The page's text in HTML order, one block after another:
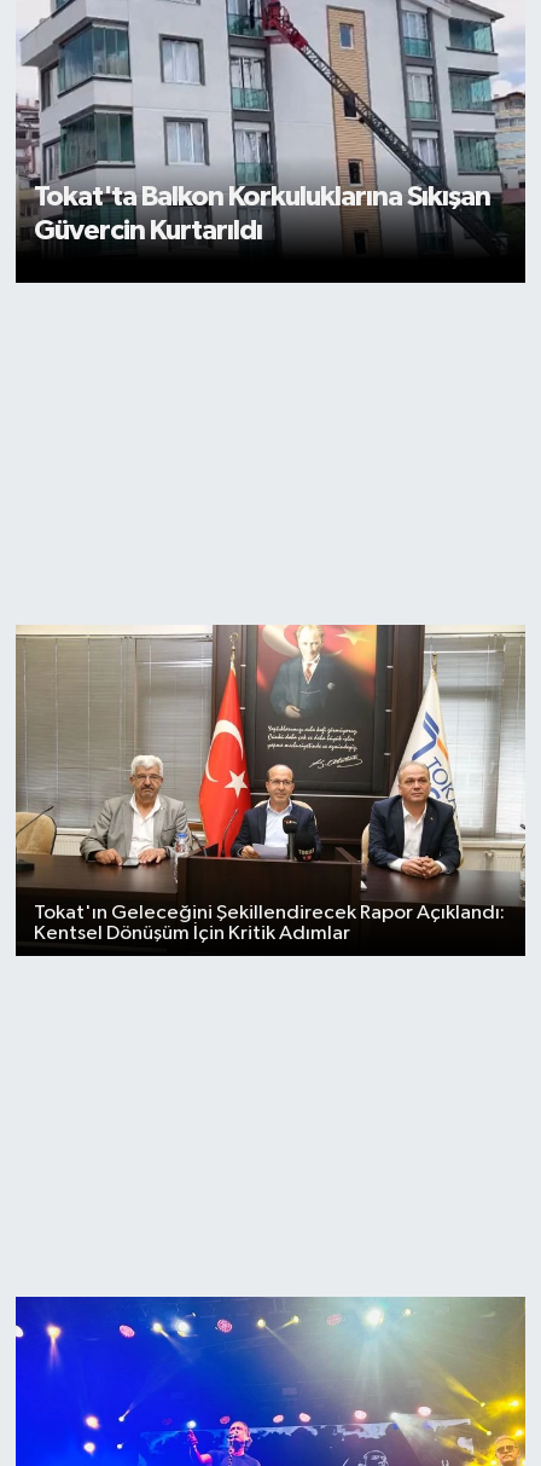
Tokat'ta Balkon Korkuluklarına Sıkışan
Güvercin Kurtarıldı
Tokat'ın Geleceğini Şekillendirecek Rapor Açıklandı:
Kentsel Dönüşüm İçin Kritik Adımlar